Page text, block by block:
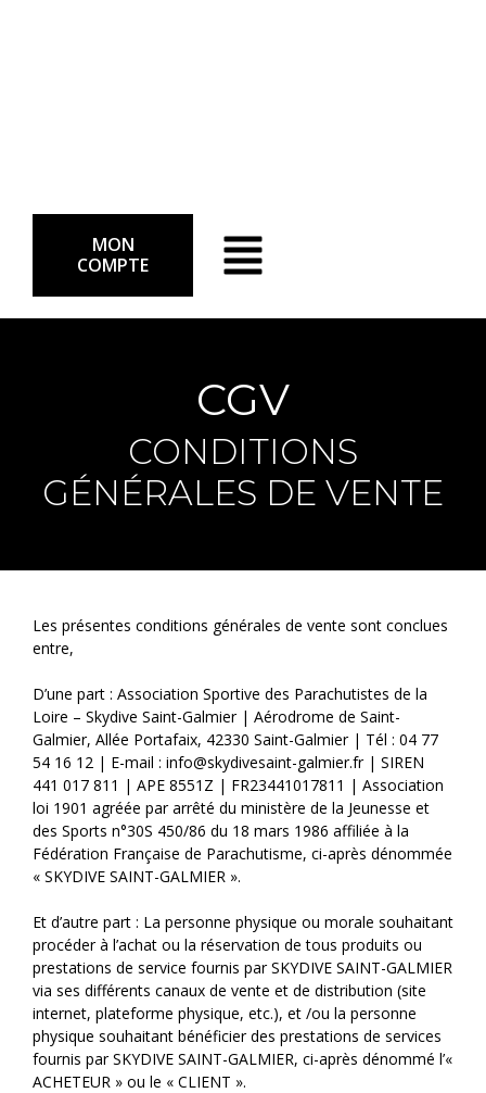
MON
COMPTE
CGV
CONDITIONS
GÉNÉRALES DE VENTE
Les présentes conditions générales de vente sont conclues
entre,
D’une part : Association Sportive des Parachutistes de la
Loire – Skydive Saint-Galmier | Aérodrome de Saint-
Galmier, Allée Portafaix, 42330 Saint-Galmier | Tél : 04 77
54 16 12 | E-mail : info@skydivesaint-galmier.fr | SIREN
441 017 811 | APE 8551Z | FR23441017811 | Association
loi 1901 agréée par arrêté du ministère de la Jeunesse et
des Sports n°30S 450/86 du 18 mars 1986 affiliée à la
Fédération Française de Parachutisme, ci-après dénommée
« SKYDIVE SAINT-GALMIER ».
Et d’autre part : La personne physique ou morale souhaitant
procéder à l’achat ou la réservation de tous produits ou
prestations de service fournis par SKYDIVE SAINT-GALMIER
via ses différents canaux de vente et de distribution (site
internet, plateforme physique, etc.), et /ou la personne
physique souhaitant bénéficier des prestations de services
fournis par SKYDIVE SAINT-GALMIER, ci-après dénommé l’«
ACHETEUR » ou le « CLIENT ».